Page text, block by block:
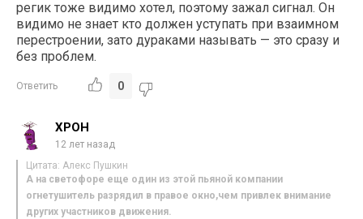
регик тоже видимо хотел, поэтому зажал сигнал. Он
видимо не знает кто должен уступать при взаимном
перестроении, зато дураками называть — это сразу и
без проблем.
Ответить 0
ХРОН
12 лет назад
Цитата: Алекс Пушкин
А на светофоре еще один из этой пьяной компании
огнетушитель разрядил в правое окно,чем привлек внимание
других участников движения.